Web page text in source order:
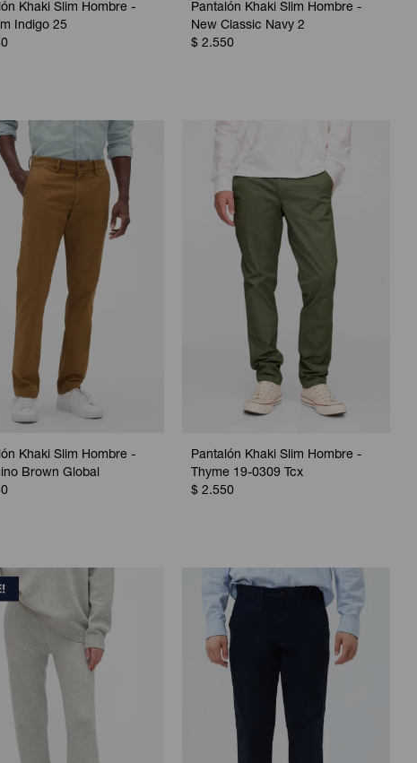
Khaki Slim Hombre -
Indigo 25
Pantalón Khaki Slim Hombre -
New Classic Navy 2
$ 2.550
Khaki Slim Hombre -
Brown Global
Pantalón Khaki Slim Hombre -
Thyme 19-0309 Tcx
$ 2.550